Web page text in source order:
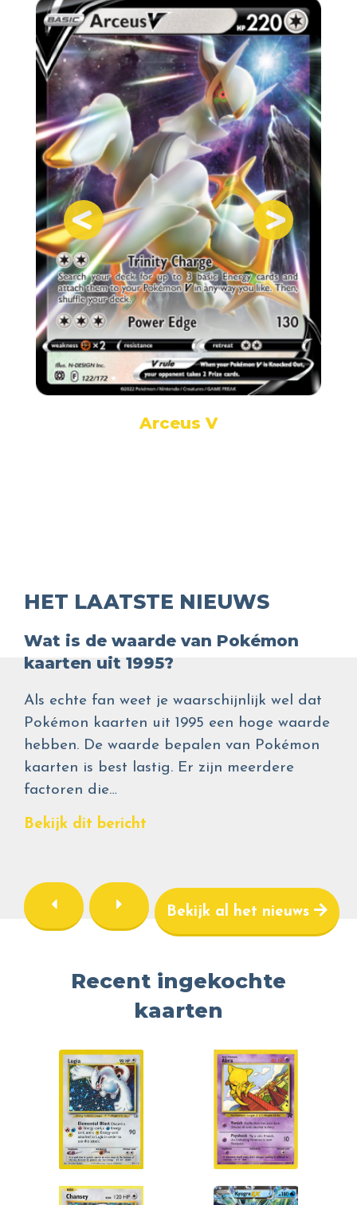
Arceus V
HET LAATSTE NIEUWS
Wat is de waarde van Pokémon
kaarten uit 1995?
Als echte fan weet je waarschijnlijk wel dat
Pokémon kaarten uit 1995 een hoge waarde
hebben. De waarde bepalen van Pokémon
kaarten is best lastig. Er zijn meerdere
factoren die…
Bekijk dit bericht
Bekijk al het nieuws
Recent ingekochte
kaarten